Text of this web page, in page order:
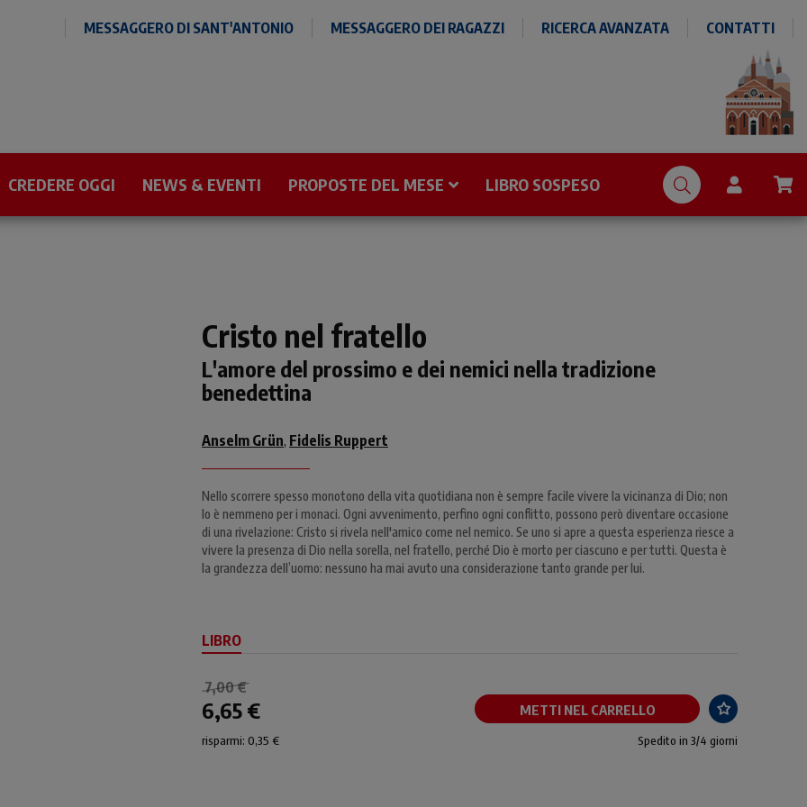
MESSAGGERO DI SANT'ANTONIO MESSAGGERO DEI RAGAZZI RICERCA AVANZATA CONTATTI
CREDERE OGGI NEWS & EVENTI PROPOSTE DEL MESE LIBRO SOSPESO
Cristo nel fratello
L'amore del prossimo e dei nemici nella tradizione
benedettina
Anselm Grün, Fidelis Ruppert
Nello scorrere spesso monotono della vita quotidiana non è sempre facile vivere la vicinanza di Dio; non
lo è nemmeno per i monaci. Ogni avvenimento, perfino ogni conflitto, possono però diventare occasione
di una rivelazione: Cristo si rivela nell'amico come nel nemico. Se uno si apre a questa esperienza riesce a
vivere la presenza di Dio nella sorella, nel fratello, perché Dio è morto per ciascuno e per tutti. Questa è
la grandezza dell’uomo: nessuno ha mai avuto una considerazione tanto grande per lui.
LIBRO
7,00 €
6,65 € METTI NEL CARRELLO
risparmi: 0,35 € Spedito in 3/4 giorni